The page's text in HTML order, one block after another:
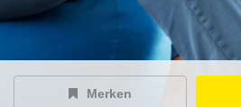
EY Joblight
Merken